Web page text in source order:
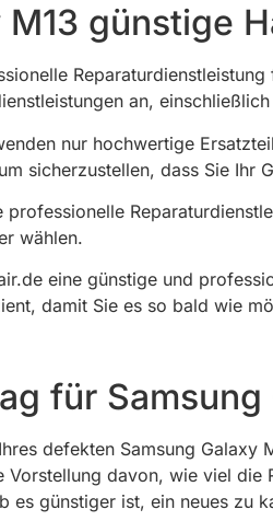
M13 günstige
an,
nur hochwertige
sicherzustellen, dass Sie Ihr
professionelle
wählen.
eine günstige und
damit Sie es so bald wie
für
defekten Samsung
Vorstellung davon, wie viel
es günstiger ist, ein neues zu